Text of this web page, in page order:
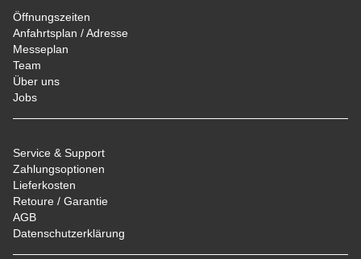
Öffnungszeiten
Anfahrtsplan / Adresse
Messeplan
Team
Über uns
Jobs
Service & Support
Zahlungsoptionen
Lieferkosten
Retoure / Garantie
AGB
Datenschutzerklärung